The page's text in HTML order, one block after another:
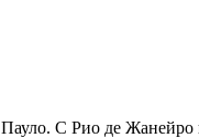
С Рио де Жанейро